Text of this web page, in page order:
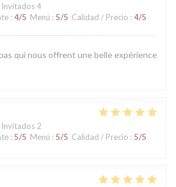
4
: 4/5 Menú : 5/5 Calidad / Precio : 4/5
qui nous offrent une belle expérience
2
: 5/5 Menú : 5/5 Calidad / Precio : 5/5